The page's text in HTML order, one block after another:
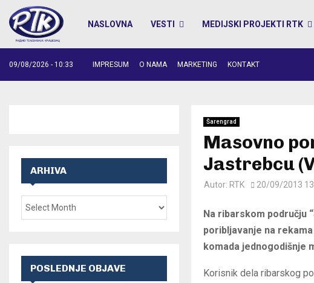
NASLOVNA VESTI MEDIJSKI PROJEKTI RTK
09/08/2026 - 10:33 IMPRESUM O NAMA MARKETING KONTAKT
Šarengrad
Masovno
Jastrebcu
Autor: RTK 20/09/2013
Na ribarskom području
poribljavanje na
komada jednogodišnje
Korisnik dela ribarskog
ARHIVA
POSLEDNJE OBJAVE